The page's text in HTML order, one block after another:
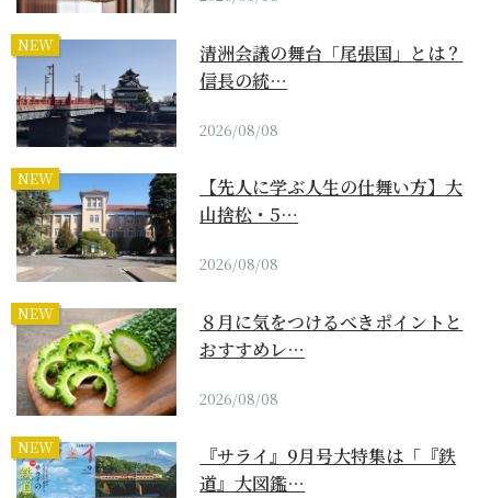
NEW
清洲会議の舞台「尾張国」とは？
信長の統…
2026/08/08
NEW
【先人に学ぶ人生の仕舞い方】大
山捨松・5…
2026/08/08
NEW
８月に気をつけるべきポイントと
おすすめレ…
2026/08/08
NEW
『サライ』9月号大特集は「『鉄
道』大図鑑…